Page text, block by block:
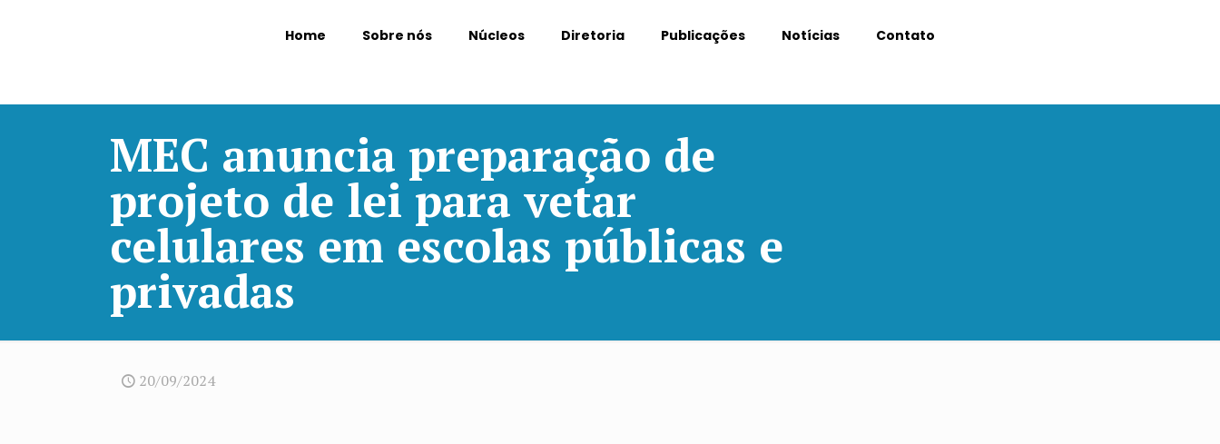
Home Sobre nós Núcleos Diretoria Publicações Notícias Contato
MEC anuncia preparação de
projeto de lei para vetar
celulares em escolas públicas e
privadas
20/09/2024